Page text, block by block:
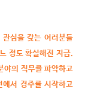
관심을 갖는 여러분들
정도 확실해진 지금.
야의 직무를 파악하고
서 경주를 시작하고